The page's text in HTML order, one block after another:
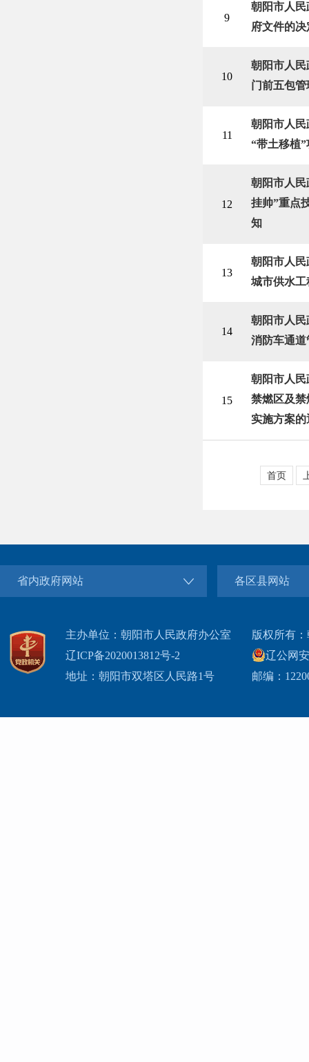
9
朝阳市人
府文件的决
10
朝阳市人
门前五包
11
朝阳市人
“带土移植
12
朝阳市人
挂帅”重点
知
13
朝阳市人
城市供水
14
朝阳市人
消防车通
15
朝阳市人
禁燃区及
实施方案的
首页
省内政府网站 各区县网站
主办单位：朝阳市人民政府办公室
辽ICP备2020013812号-2
地址：朝阳市双塔区人民路1号
版权所有
辽公网
邮编：